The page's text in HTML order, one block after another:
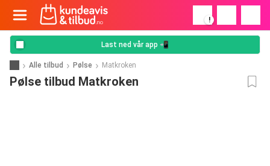
!
Last ned vår app 📲
Alle tilbud Pølse Matkroken
Pølse tilbud Matkroken